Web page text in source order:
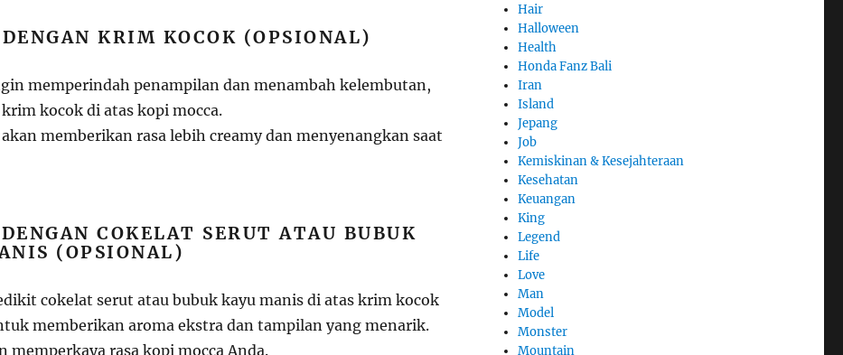
KRIM KOCOK (OPSIONAL)
memperindah penampilan dan menambah kelembutan,
kocok di atas kopi mocca.
memberikan rasa lebih creamy dan menyenangkan saat
COKELAT SERUT ATAU BUBUK
(OPSIONAL)
cokelat serut atau bubuk kayu manis di atas krim kocok
memberikan aroma ekstra dan tampilan yang menarik.
memperkaya rasa kopi mocca Anda.
Hair
Halloween
Health
Honda Fanz Bali
Iran
Island
Jepang
Job
Kemiskinan & Kesejahteraan
Kesehatan
Keuangan
King
Legend
Life
Love
Man
Model
Monster
Mountain